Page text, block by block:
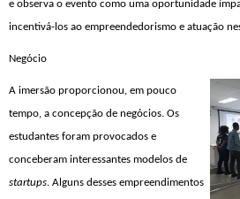
e observa o evento como uma oportunidade
incentivá-los ao empreendedorismo e atuação
Negócio
A imersão proporcionou, em pouco
tempo, a concepção de negócios. Os
estudantes foram provocados e
conceberam interessantes modelos de
startups. Alguns desses empreendimentos